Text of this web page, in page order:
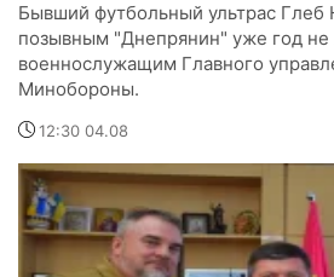
Бывший футбольный ультрас Глеб
позывным "Днепрянин" уже год не
военнослужащим Главного
Минобороны.
12:30 04.08